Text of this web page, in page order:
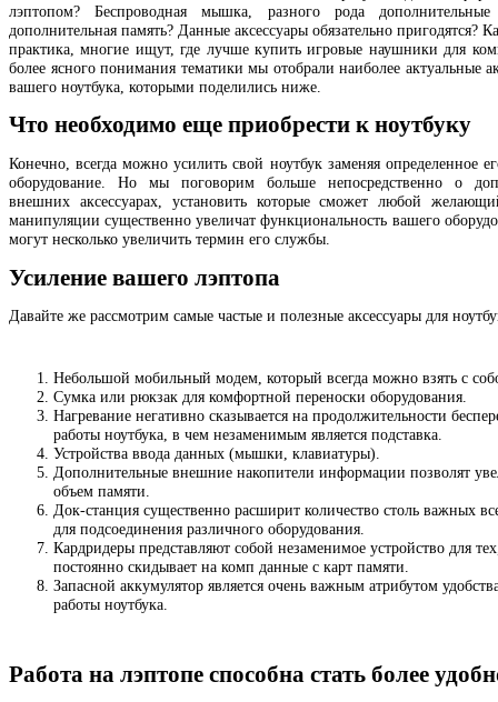
лэптопом? Беспроводная мышка, разного рода дополнительные
дополнительная память? Данные аксессуары обязательно пригодятся?
практика, многие ищут, где лучше купить игровые наушники для
более ясного понимания тематики мы отобрали наиболее актуальные
вашего ноутбука, которыми поделились ниже.
Что необходимо еще приобрести к ноутбуку
Конечно, всегда можно усилить свой ноутбук заменяя определенное
оборудование. Но мы поговорим больше непосредственно о
внешних аксессуарах, установить которые сможет любой
манипуляции существенно увеличат функциональность вашего
могут несколько увеличить термин его службы.
Усиление вашего лэптопа
Давайте же рассмотрим самые частые и полезные аксессуары для
Небольшой мобильный модем, который всегда можно взять с
Сумка или рюкзак для комфортной переноски оборудования.
Нагревание негативно сказывается на продолжительности
работы ноутбука, в чем незаменимым является подставка.
Устройства ввода данных (мышки, клавиатуры).
Дополнительные внешние накопители информации позволят
объем памяти.
Док-станция существенно расширит количество столь важных
для подсоединения различного оборудования.
Кардридеры представляют собой незаменимое устройство для
постоянно скидывает на комп данные с карт памяти.
Запасной аккумулятор является очень важным атрибутом
работы ноутбука.
Работа на лэптопе способна стать более